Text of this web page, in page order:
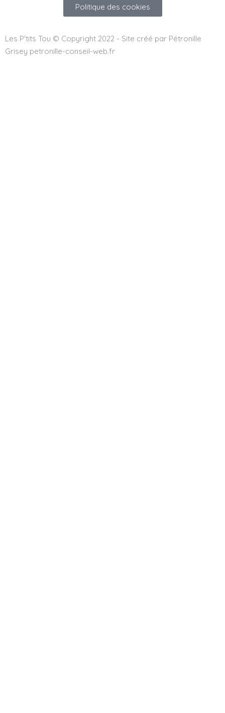
Politique des cookies
Les P'tits Tou © Copyright 2022 - Site créé par Pétronille
Grisey petronille-conseil-web.fr